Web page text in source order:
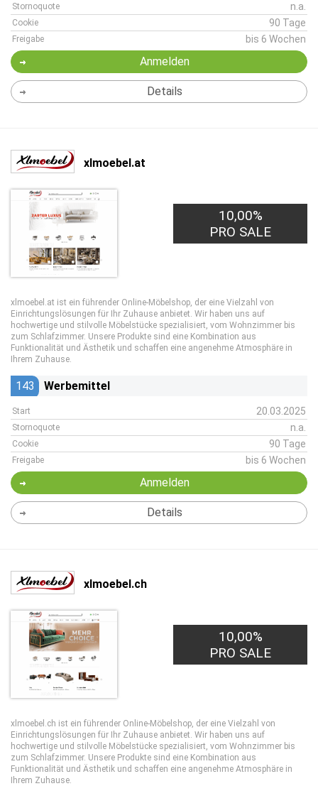
Stornoquote n.a.
Cookie 90 Tage
Freigabe bis 6 Wochen
Anmelden
Details
xlmoebel.at
10,00%
PRO SALE
xlmoebel.at ist ein führender Online-Möbelshop, der eine Vielzahl von
Einrichtungslösungen für Ihr Zuhause anbietet. Wir haben uns auf
hochwertige und stilvolle Möbelstücke spezialisiert, vom Wohnzimmer bis
zum Schlafzimmer. Unsere Produkte sind eine Kombination aus
Funktionalität und Ästhetik und schaffen eine angenehme Atmosphäre in
Ihrem Zuhause.
143 Werbemittel
Start 20.03.2025
Stornoquote n.a.
Cookie 90 Tage
Freigabe bis 6 Wochen
Anmelden
Details
xlmoebel.ch
10,00%
PRO SALE
xlmoebel.ch ist ein führender Online-Möbelshop, der eine Vielzahl von
Einrichtungslösungen für Ihr Zuhause anbietet. Wir haben uns auf
hochwertige und stilvolle Möbelstücke spezialisiert, vom Wohnzimmer bis
zum Schlafzimmer. Unsere Produkte sind eine Kombination aus
Funktionalität und Ästhetik und schaffen eine angenehme Atmosphäre in
Ihrem Zuhause.